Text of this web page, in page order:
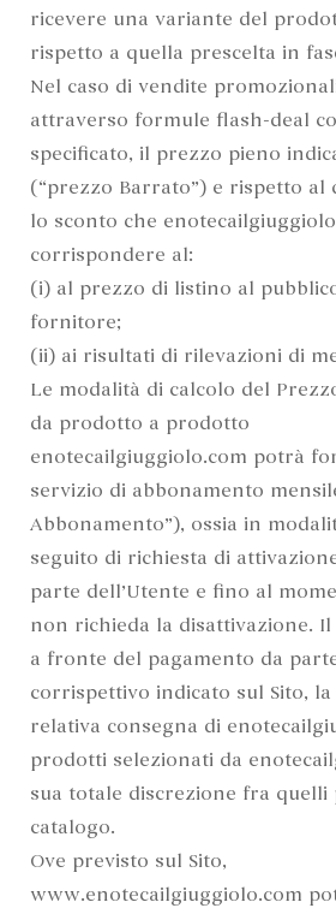
ricevere una variante del
rispetto a quella prescelta in
Nel caso di vendite
attraverso formule flash-deal
specificato, il prezzo pieno
(“prezzo Barrato”) e rispetto al
lo sconto che
corrispondere al:
(i) al prezzo di listino al
fornitore;
(ii) ai risultati di rilevazioni di
Le modalità di calcolo del
da prodotto a prodotto
enotecailgiuggiolo.com potrà
servizio di abbonamento
Abbonamento”), ossia in
seguito di richiesta di
parte dell’Utente e fino al
non richieda la disattivazione.
a fronte del pagamento da
corrispettivo indicato sul Sito,
relativa consegna di
prodotti selezionati da
sua totale discrezione fra quelli
catalogo.
Ove previsto sul Sito,
www.enotecailgiuggiolo.com